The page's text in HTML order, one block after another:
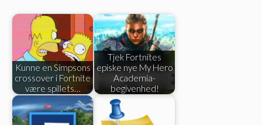
Kunne en Simpsons
crossover i Fortnite
være spillets…
Tjek Fortnites
episke nye My Hero
Academia-
begivenhed!